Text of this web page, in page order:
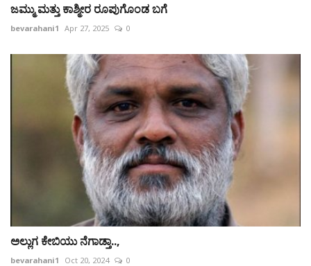
ಜಮ್ಮು ಮತ್ತು ಕಾಶ್ಮೀರ ರೂಪುಗೊಂಡ ಬಗೆ
bevarahani1 Apr 27, 2025 0
ಅಲ್ಲುಗ ಕೇಬಿಯು ನೆಗಾಡ್ತಾ..,
bevarahani1 Oct 20, 2024 0